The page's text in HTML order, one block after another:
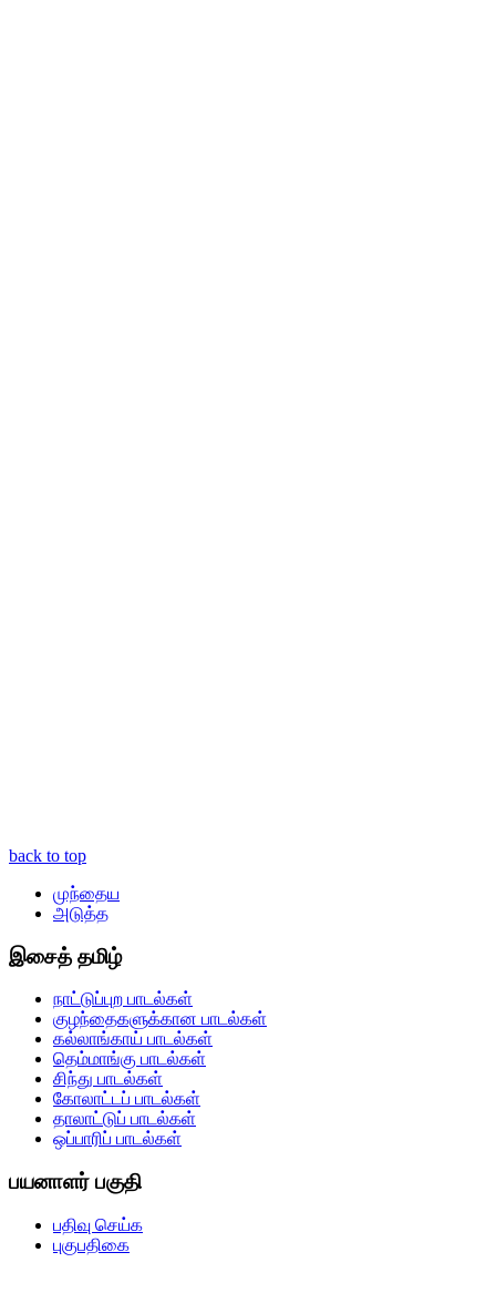
back to top
முந்தைய
அடுத்த
இசைத் தமிழ்
நாட்டுப்புற பாடல்கள்
குழந்தைகளுக்கான பாடல்கள்
கல்லாங்காய் பாடல்கள்
தெம்மாங்கு பாடல்கள்
சிந்து பாடல்கள்
கோலாட்டப் பாடல்கள்
தாலாட்டுப் பாடல்கள்
ஒப்பாரிப் பாடல்கள்
பயனாளர் பகுதி
பதிவு செய்க
புகுபதிகை